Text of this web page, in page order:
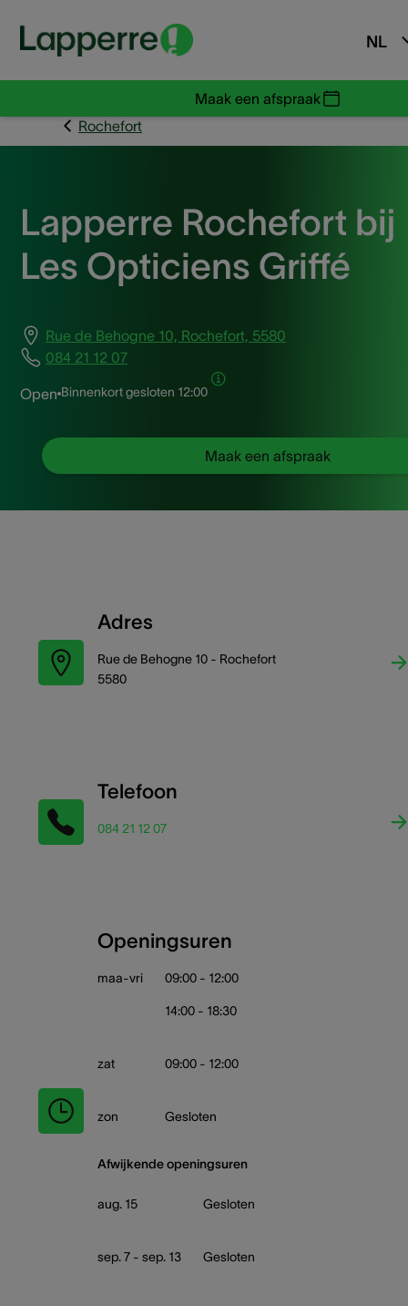
NL
Maak een afspraak
Rochefort
Lapperre Rochefort bij
Les Opticiens Griffé
Rue de Behogne 10, Rochefort, 5580
084 21 12 07
Open Binnenkort gesloten 12:00
Maak een afspraak
Adres
Rue de Behogne 10 - Rochefort
5580
Telefoon
084 21 12 07
Openingsuren
maa-vri 09:00 - 12:00
14:00 - 18:30
zat 09:00 - 12:00
zon Gesloten
Afwijkende openingsuren
aug. 15 Gesloten
sep. 7 - sep. 13 Gesloten